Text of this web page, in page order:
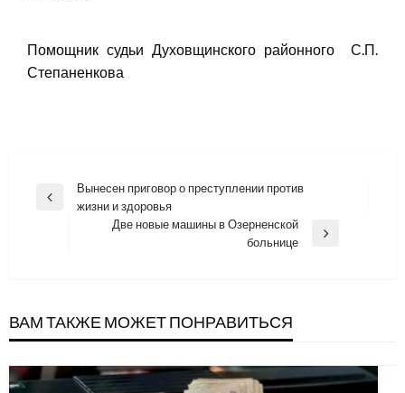
Помощник судьи Духовщинского районного С.П.
Степаненкова
Навигация
Previous
Вынесен приговор о преступлении против
жизни и здоровья
Две новые машины в Озерненской
больнице
ВАМ ТАКЖЕ МОЖЕТ ПОНРАВИТЬСЯ